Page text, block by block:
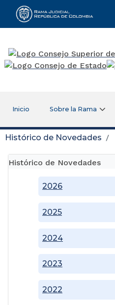
Rama Judicial
Inicio Sobre la Rama
Histórico de Novedades
Histórico de Novedades
2022
2023
2024
2025
2026